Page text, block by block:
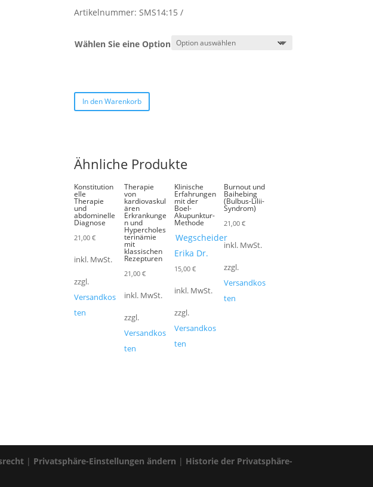
Artikelnummer:SMS14:15
Wählen Sie eine Option
In den Warenkorb
Ähnliche Produkte
Konstitution
elle
Therapie
und
abdominelle
Diagnose
21,00€
inkl. MwSt.
zzgl.
Versandkos
ten
Therapie
von
kardiovaskul
ären
Erkrankunge
n und
Hypercholes
terinämie
mit
klassischen
Rezepturen
21,00 €
inkl. MwSt.
zzgl.
Versandkos
ten
Klinische
Erfahrungen
mit der
Boel-
Akupunktur-
Methode
Wegscheider
Erika Dr.
15,00 €
inkl. MwSt.
zzgl.
Versandkos
ten
Burnout und
Baihebing
(Bulbus-Lilii-
Syndrom)
21,00€
inkl. MwSt.
zzgl.
Versandkos
ten
| Privatsphäre-Einstellungen ändern | Historie der Privatsphäre-